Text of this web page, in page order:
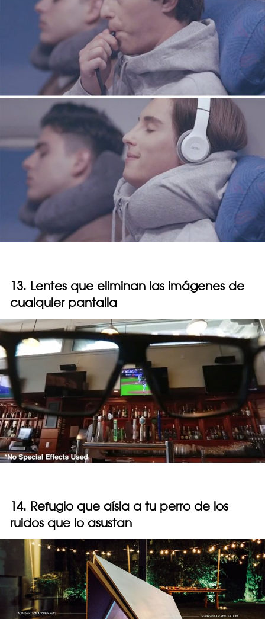
13. Lentes que eliminan las imágenes de
cualquier pantalla
14. Refugio que aísla a tu perro de los
ruidos que lo asustan